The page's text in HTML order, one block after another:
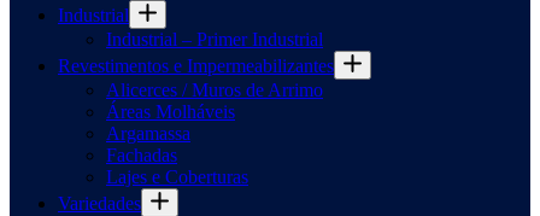
Industrial
Industrial – Primer Industrial
Revestimentos e Impermeabilizantes
Alicerces / Muros de Arrimo
Áreas Molháveis
Argamassa
Fachadas
Lajes e Coberturas
Variedades